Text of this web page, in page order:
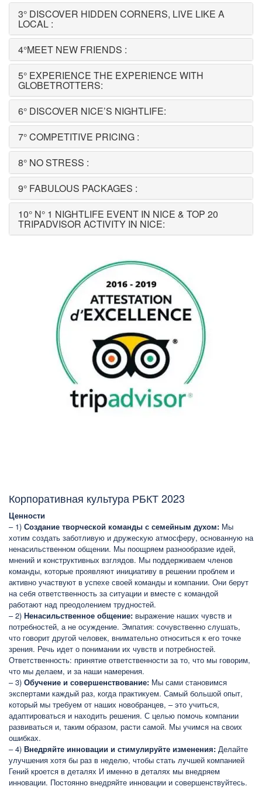
3° DISCOVER HIDDEN CORNERS, LIVE LIKE A
LOCAL :
4°MEET NEW FRIENDS :
5° EXPERIENCE THE EXPERIENCE WITH
GLOBETROTTERS:
6° DISCOVER NICE’S NIGHTLIFE:
7° COMPETITIVE PRICING :
8° NO STRESS :
9° FABULOUS PACKAGES :
10° N° 1 NIGHTLIFE EVENT IN NICE & TOP 20
TRIPADVISOR ACTIVITY IN NICE:
Корпоративная культура РБКТ 2023
Ценности
– 1) Создание творческой команды с семейным духом: Мы
хотим создать заботливую и дружескую атмосферу, основанную на
ненасильственном общении. Мы поощряем разнообразие идей,
мнений и конструктивных взглядов. Мы поддерживаем членов
команды, которые проявляют инициативу в решении проблем и
активно участвуют в успехе своей команды и компании. Они берут
на себя ответственность за ситуации и вместе с командой
работают над преодолением трудностей.
– 2) Ненасильственное общение: выражение наших чувств и
потребностей, а не осуждение. Эмпатия: сочувственно слушать,
что говорит другой человек, внимательно относиться к его точке
зрения. Речь идет о понимании их чувств и потребностей.
Ответственность: принятие ответственности за то, что мы говорим,
что мы делаем, и за наши намерения.
– 3) Обучение и совершенствование: Мы сами становимся
экспертами каждый раз, когда практикуем. Самый большой опыт,
который мы требуем от наших новобранцев, – это учиться,
адаптироваться и находить решения. С целью помочь компании
развиваться и, таким образом, расти самой. Мы учимся на своих
ошибках.
– 4) Внедряйте инновации и стимулируйте изменения: Делайте
улучшения хотя бы раз в неделю, чтобы стать лучшей компанией
Гений кроется в деталях И именно в деталях мы внедряем
инновации. Постоянно внедряйте инновации и совершенствуйтесь.